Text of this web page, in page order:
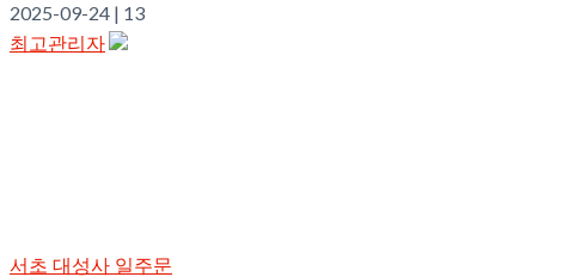
2025-09-24 | 13
최고관리자
서초 대성사 일주문